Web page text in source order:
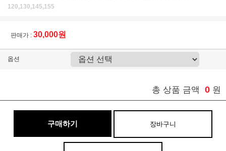
120,130,145,155
판매가 : 30,000원
옵션
총 상품 금액 0 원
구매하기 장바구니